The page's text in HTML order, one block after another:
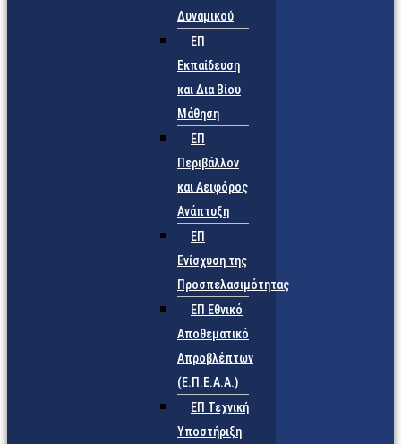
Δυναμικού
ΕΠ
Εκπαίδευση
και Δια Βίου
Μάθηση
ΕΠ
Περιβάλλον
και Αειφόρος
Ανάπτυξη
ΕΠ
Ενίσχυση της
Προσπελασιμότητας
ΕΠ Εθνικό
Αποθεματικό
Απροβλέπτων
(Ε.Π.Ε.Α.Α.)
ΕΠ Τεχνική
Υποστήριξη